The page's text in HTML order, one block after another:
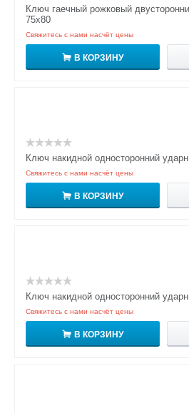
Ключ гаечный рожковый
75х80
Свяжитесь с нами насчёт цены
В КОРЗИНУ
Ключ накидной односторонний
Свяжитесь с нами насчёт цены
В КОРЗИНУ
Ключ накидной односторонний
Свяжитесь с нами насчёт цены
В КОРЗИНУ